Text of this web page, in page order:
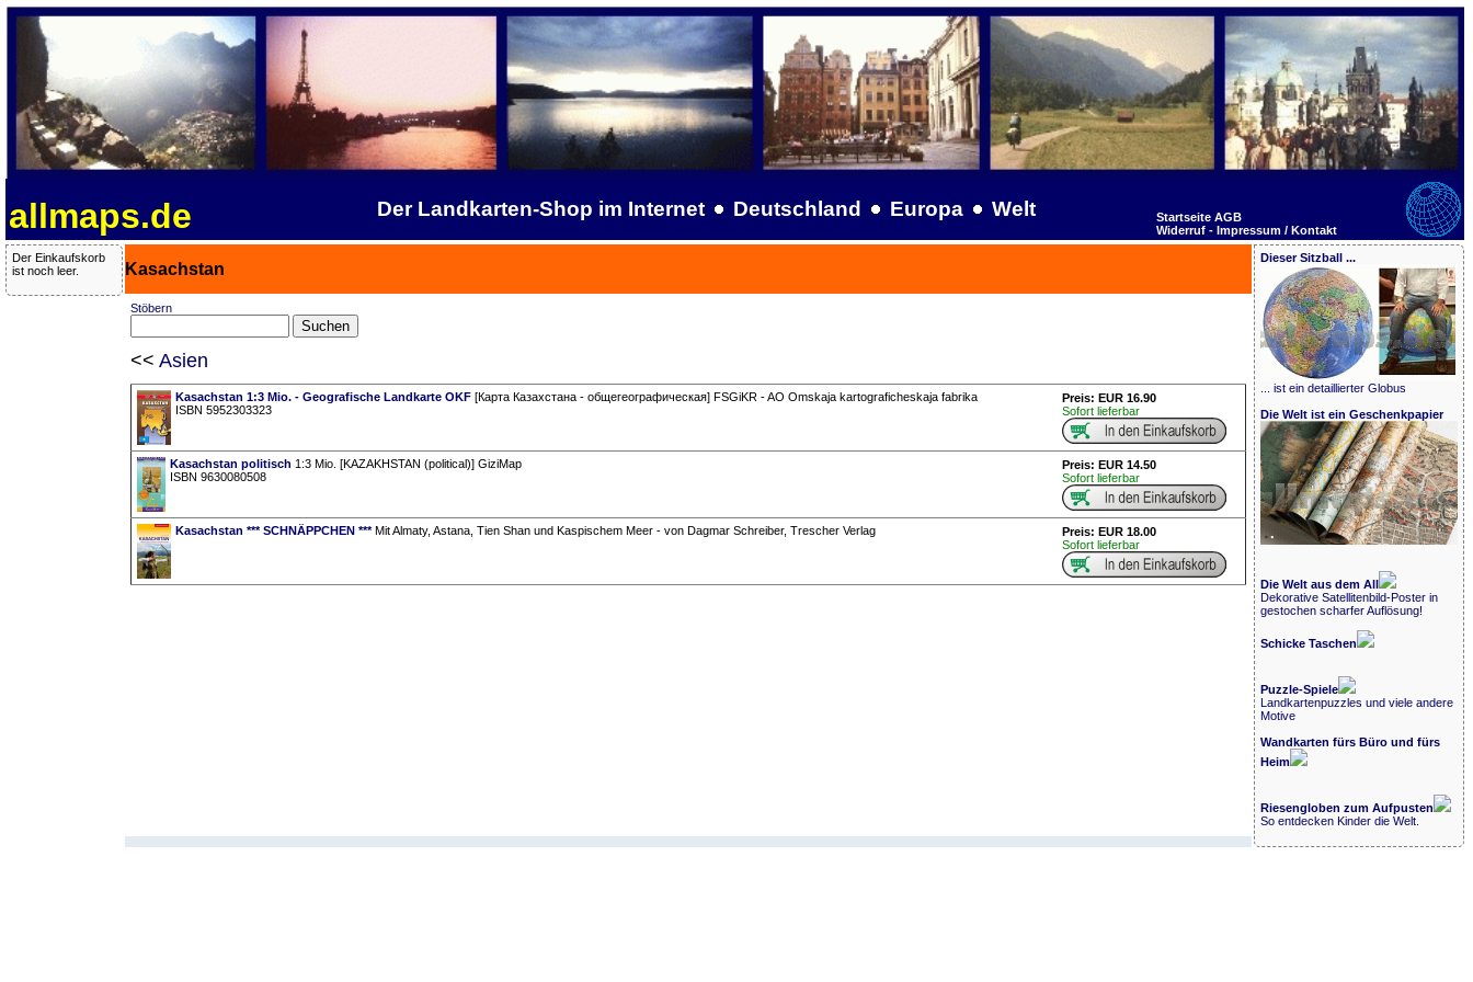
allmaps.de Der Landkarten-Shop im Internet Deutschland Europa Welt Startseite AGB
Widerruf - Impressum / Kontakt
Der Einkaufskorb
ist noch leer.
Kasachstan
Stöbern
<< Asien
Kasachstan 1:3 Mio. - Geografische Landkarte OKF[Карта Казахстана - общегеографическая] FSGiKR - AO Omskaja kartograficheskaja fabrika
ISBN 5952303323
Preis: EUR 16.90
Sofort lieferbar
Kasachstan politisch 1:3 Mio. [KAZAKHSTAN (political)] GiziMap
ISBN 9630080508
Preis: EUR 14.50
Sofort lieferbar
Kasachstan *** SCHNÄPPCHEN ***Mit Almaty, Astana, Tien Shan und Kaspischem Meer - von Dagmar Schreiber, Trescher Verlag
Preis: EUR 18.00
Sofort lieferbar
Dieser Sitzball ...
... ist ein detaillierter Globus
Die Welt ist ein Geschenkpapier
Die Welt aus dem All
Dekorative Satellitenbild-Poster in
gestochen scharfer Auflösung!
Schicke Taschen
Puzzle-Spiele
Landkartenpuzzles und viele andere
Motive
Wandkarten fürs Büro und fürs
Heim
Riesengloben zum Aufpusten
So entdecken Kinder die Welt.